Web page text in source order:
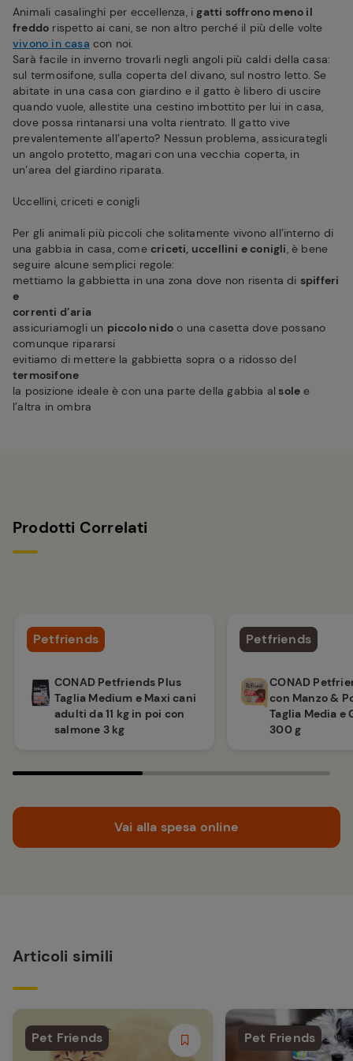
Animali casalinghi per eccellenza, igatti soffrono meno il
freddo rispetto ai cani, se non altro perché il più delle volte
vivono in casa con noi.
Sarà facile in inverno trovarli negli angoli più caldi della casa:
sul termosifone, sulla coperta del divano, sul nostro letto. Se
abitate in una casa con giardino e il gatto è libero di uscire
quando vuole, allestite una cestino imbottito per lui in casa,
dove possa rintanarsi una volta rientrato. Il gatto vive
prevalentemente all’aperto? Nessun problema, assicurategli
un angolo protetto, magari con una vecchia coperta, in
un’area del giardino riparata.
Uccellini, criceti e conigli
Per gli animali più piccoli che solitamente vivono all’interno di
una gabbia in casa, come criceti, uccellini e conigli, è bene
seguire alcune semplici regole:
mettiamo la gabbietta in una zona dove non risenta di spifferi
e
correnti d’aria
assicuriamogli un piccolo nido o una casetta dove possano
comunque ripararsi
evitiamo di mettere la gabbietta sopra o a ridosso del
termosifone
la posizione ideale è con una parte della gabbia al sole e
l’altra in ombra
Prodotti Correlati
Petfriends
CONAD Petfriends Plus
Taglia Medium e Maxi cani
adulti da 11 kg in poi con
salmone 3 kg
Petfriends
CONAD
con Manzo &
Taglia Media e
300 g
Vai alla spesa online
Articoli simili
Pet Friends Pet Friends